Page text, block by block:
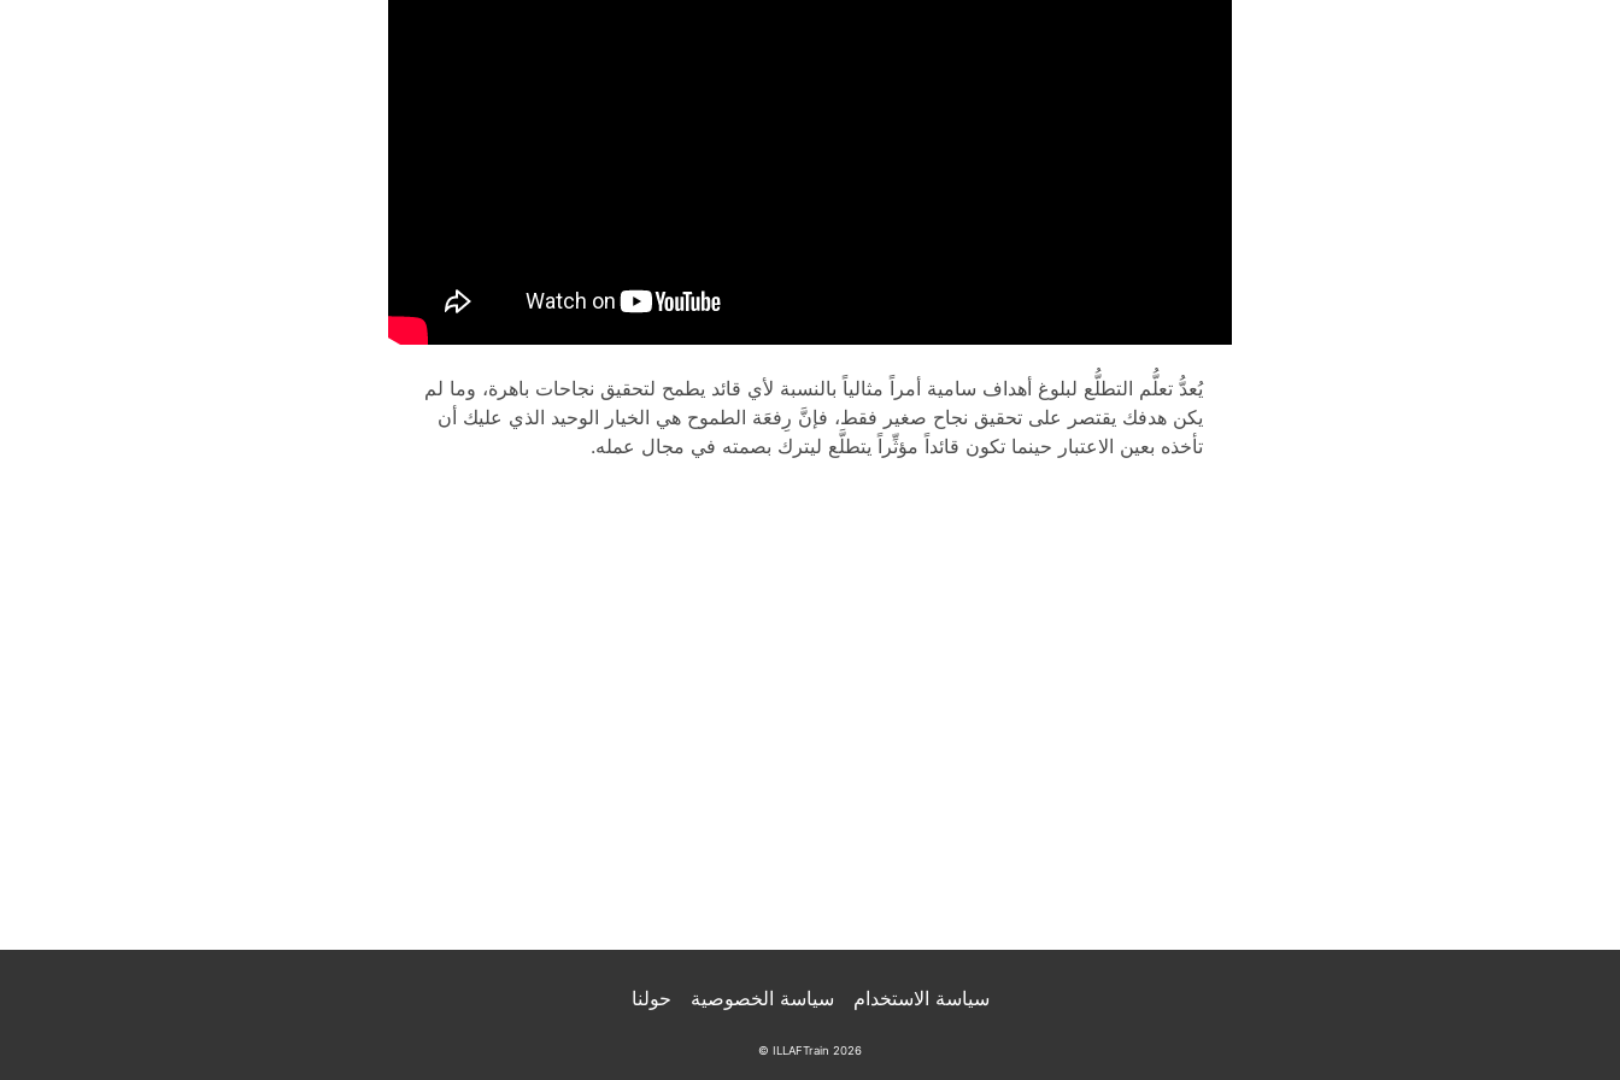
يُعدُّ تعلُّم التطلُّع لبلوغ أهداف سامية أمراً مثالياً بالنسبة لأي قائد يطمح لتحقيق نجاحات باهرة، وما لم
يكن هدفك يقتصر على تحقيق نجاح صغير فقط، فإنَّ رِفعَة الطموح هي الخيار الوحيد الذي عليك أن
تأخذه بعين الاعتبار حينما تكون قائداً مؤثِّراً يتطلَّع ليترك بصمته في مجال عمله.
حولنا سياسة الخصوصية سياسة الاستخدام
© ILLAFTrain 2026